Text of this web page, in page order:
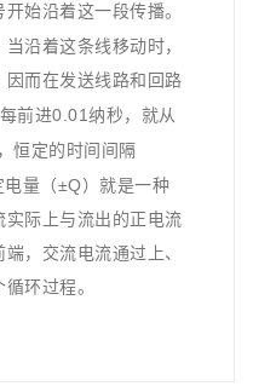
开始沿着这一段传播。
沿着这条线移动时，
而在发送线路和回路
前进0.01 纳秒，就从
恒定的时间间隔
电量（±Q）就是一种
际上与流出的正电流
，交流电流通过上、
环过程。